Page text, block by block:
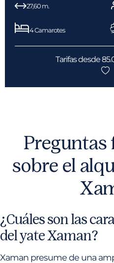
27,60 m.
4 Camarotes
Tarifas desde
Preguntas
sobre el
¿Cuáles son las
del yate Xaman?
Xaman presume de una